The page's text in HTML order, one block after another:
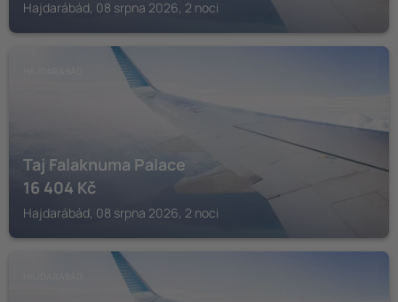
Hajdarábád, 08 srpna 2026, 2 noci
Taj Falaknuma Palace
16 404 Kč
Hajdarábád, 08 srpna 2026, 2 noci